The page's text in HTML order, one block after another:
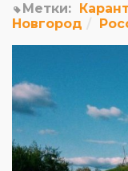
Метки:
Новгород